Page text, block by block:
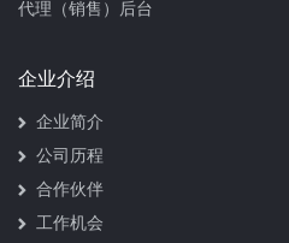
代理（销售）后台
企业介绍
企业简介
公司历程
合作伙伴
工作机会